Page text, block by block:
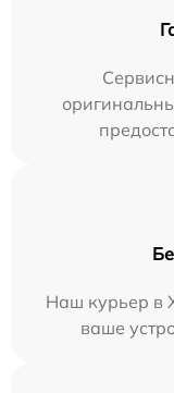
Наш курьер в
ваше